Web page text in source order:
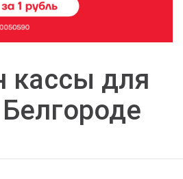
кассы для